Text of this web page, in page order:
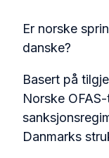
Er norske
danske?
Basert på
Norske
Danmarks